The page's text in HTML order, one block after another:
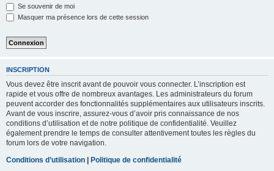
Se souvenir de moi
Masquer ma présence lors de cette session
INSCRIPTION
Vous devez être inscrit avant de pouvoir vous connecter. L’inscription est
rapide et vous offre de nombreux avantages. Les administrateurs du forum
peuvent accorder des fonctionnalités supplémentaires aux utilisateurs inscrits.
Avant de vous inscrire, assurez-vous d’avoir pris connaissance de nos
conditions d’utilisation et de notre politique de confidentialité. Veuillez
également prendre le temps de consulter attentivement toutes les règles du
forum lors de votre navigation.
Conditions d’utilisation | Politique de confidentialité